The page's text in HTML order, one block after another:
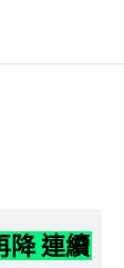
降 連續